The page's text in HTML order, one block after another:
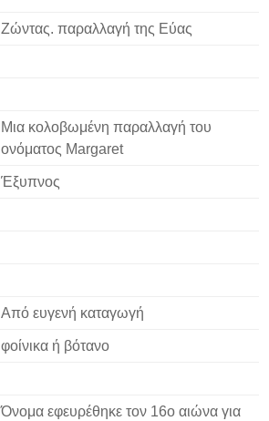
Ζώντας. παραλλαγή της Εύας
Μια κολοβωμένη παραλλαγή του
ονόματος Margaret
Έξυπνος
Από ευγενή καταγωγή
φοίνικα ή βότανο
Όνομα εφευρέθηκε τον 16ο αιώνα για